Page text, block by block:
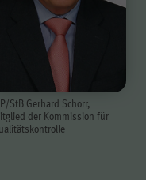
StB Gerhard Schorr,
der Kommission für
Ihrer bezüglich der
der Internetseite der